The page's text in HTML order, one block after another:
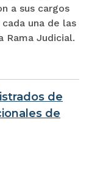
a sus cargos
una de las
Rama Judicial.
de
de